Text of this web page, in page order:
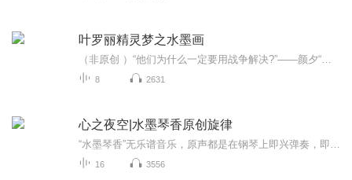
叶罗丽精灵梦之水墨画
8 2631
心之夜空|水墨琴香原创旋律
16 3556